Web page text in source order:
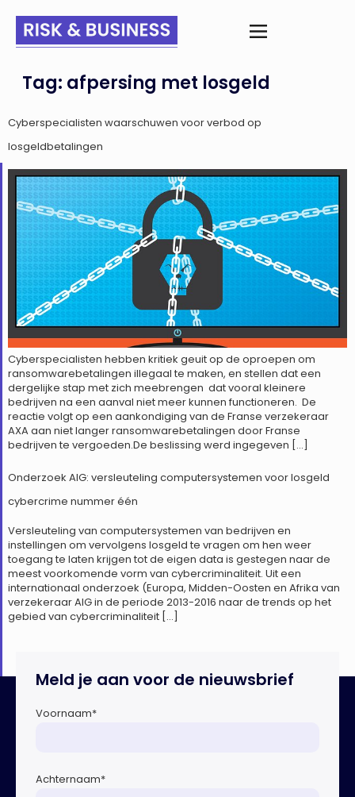
Tag: afpersing met losgeld
Cyberspecialisten waarschuwen voor verbod op
losgeldbetalingen
Cyberspecialisten hebben kritiek geuit op de oproepen om
ransomwarebetalingen illegaal te maken, en stellen dat een
dergelijke stap met zich meebrengen dat vooral kleinere
bedrijven na een aanval niet meer kunnen functioneren. De
reactie volgt op een aankondiging van de Franse verzekeraar
AXA aan niet langer ransomwarebetalingen door Franse
bedrijven te vergoeden.De beslissing werd ingegeven […]
Onderzoek AIG: versleuteling computersystemen voor losgeld
cybercrime nummer één
Versleuteling van computersystemen van bedrijven en
instellingen om vervolgens losgeld te vragen om hen weer
toegang te laten krijgen tot de eigen data is gestegen naar de
meest voorkomende vorm van cybercriminaliteit. Uit een
internationaal onderzoek (Europa, Midden-Oosten en Afrika van
verzekeraar AIG in de periode 2013-2016 naar de trends op het
gebied van cybercriminaliteit […]
Meld je aan voor de nieuwsbrief
Voornaam*
Achternaam*